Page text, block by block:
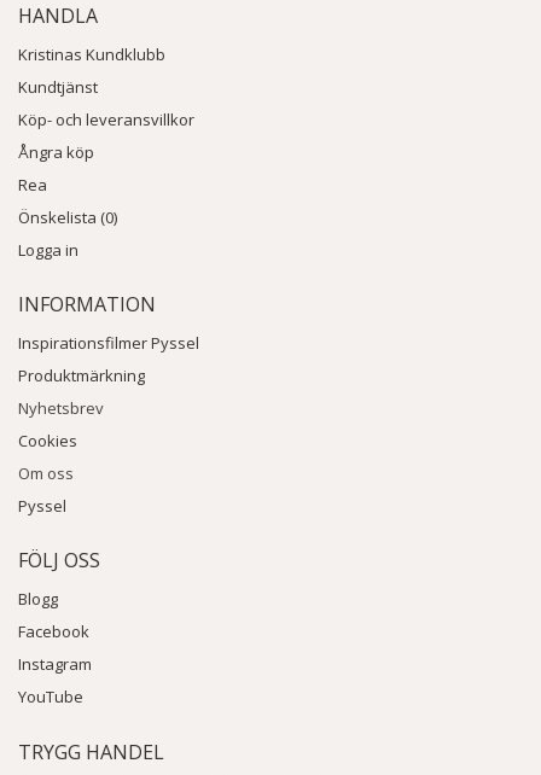
HANDLA
Kristinas Kundklubb
Kundtjänst
Köp- och leveransvillkor
Ångra köp
Rea
Önskelista (0)
Logga in
INFORMATION
Inspirationsfilmer Pyssel
Produktmärkning
Nyhetsbrev
Cookies
Om oss
Pyssel
FÖLJ OSS
Blogg
Facebook
Instagram
YouTube
TRYGG HANDEL